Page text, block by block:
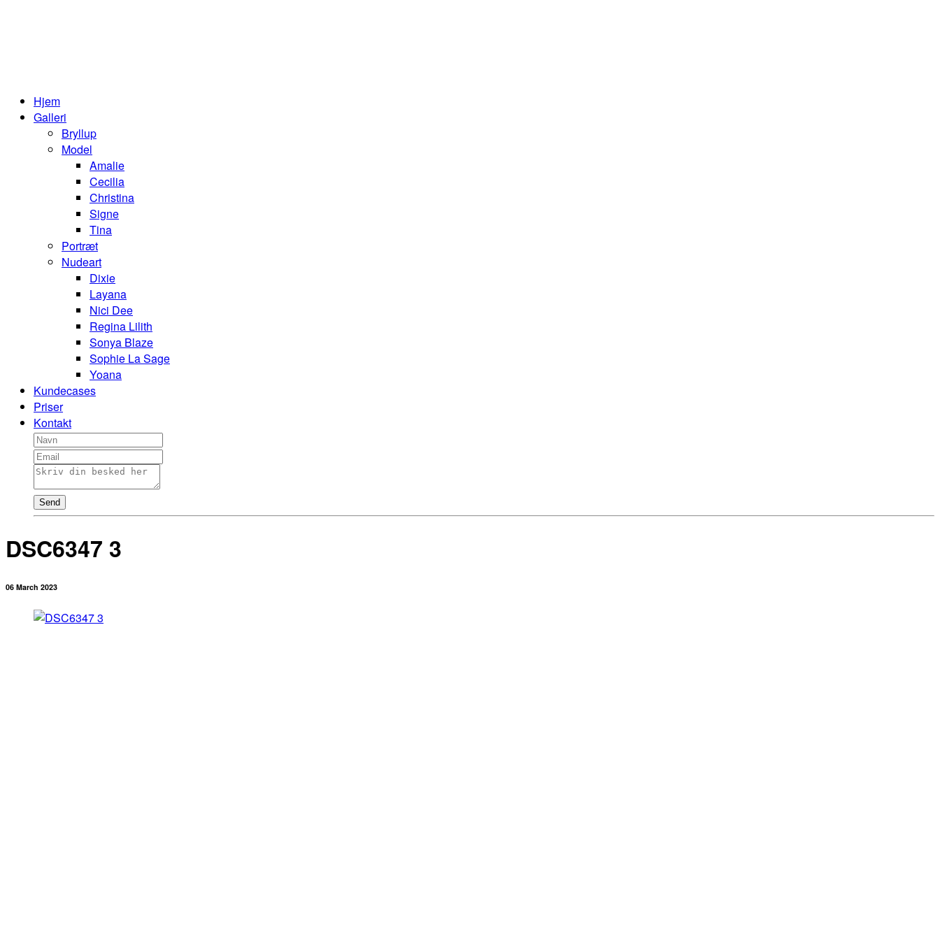
Hjem
Galleri
Bryllup
Model
Amalie
Cecilia
Christina
Signe
Tina
Portræt
Nudeart
Dixie
Layana
Nici Dee
Regina Lilith
Sonya Blaze
Sophie La Sage
Yoana
Kundecases
Priser
Kontakt
Send
DSC6347 3
06 March 2023